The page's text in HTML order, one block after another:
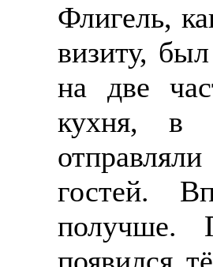
Флигель,
визиту,
на две
кухня, в
гостей.
получше.